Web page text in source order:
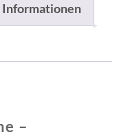
Informationen
–